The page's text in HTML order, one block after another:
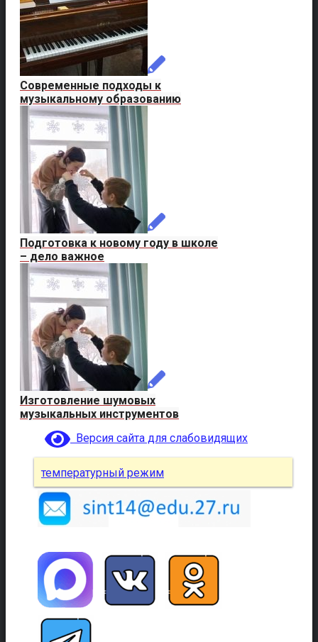
Современные подходы к
музыкальному образованию
Подготовка к новому году в школе
– дело важное
Изготовление шумовых
музыкальных инструментов
Версия сайта для слабовидящих
температурный режим